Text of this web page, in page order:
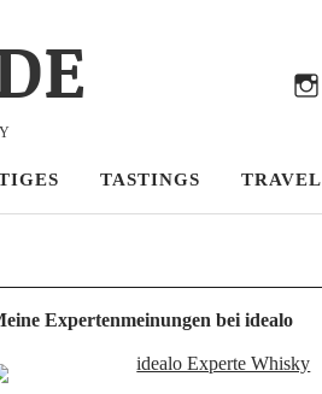
TASTINGS TRAVEL
Expertenmeinungen bei idealo